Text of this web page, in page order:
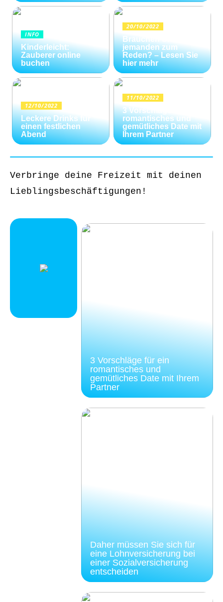
INFO
Kinderleicht:
Zauberer online
buchen
20/10/2022
Brauchen Sie
jemanden zum
Reden? – Lesen Sie
hier mehr
12/10/2022
Leckere Drinks für
einen festlichen
Abend
11/10/2022
3 Vorschläge für ein
romantisches und
gemütliches Date mit
Ihrem Partner
Verbringe deine Freizeit mit deinen
Lieblingsbeschäftigungen!
3 Vorschläge für ein
romantisches und
gemütliches Date mit Ihrem
Partner
Daher müssen Sie sich für
eine Lohnversicherung bei
einer Sozialversicherung
entscheiden